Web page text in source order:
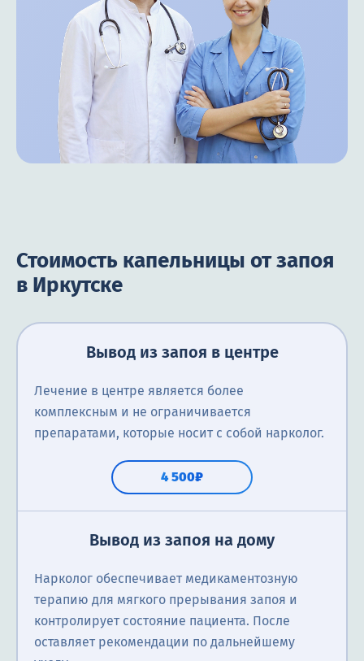
Стоимость капельницы от запоя
в Иркутске
Вывод из запоя в центре
Лечение в центре является более
комплексным и не ограничивается
препаратами, которые носит с собой нарколог.
4 500₽
Вывод из запоя на дому
Нарколог обеспечивает медикаментозную
терапию для мягкого прерывания запоя и
контролирует состояние пациента. После
оставляет рекомендации по дальнейшему